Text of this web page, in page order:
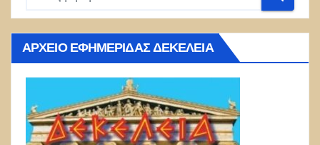
ΑΡΧΕΊΟ ΕΦΗΜΕΡΊΔΑΣ ΔΕΚΈΛΕΙΑ